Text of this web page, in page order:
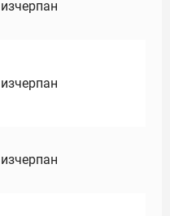
изчерпан
изчерпан
изчерпан